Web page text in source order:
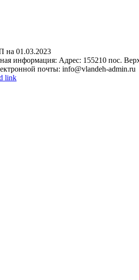
на 01.03.2023
информация: Адрес: 155210 пос.
почты: info@vlandeh-admin.ru
link